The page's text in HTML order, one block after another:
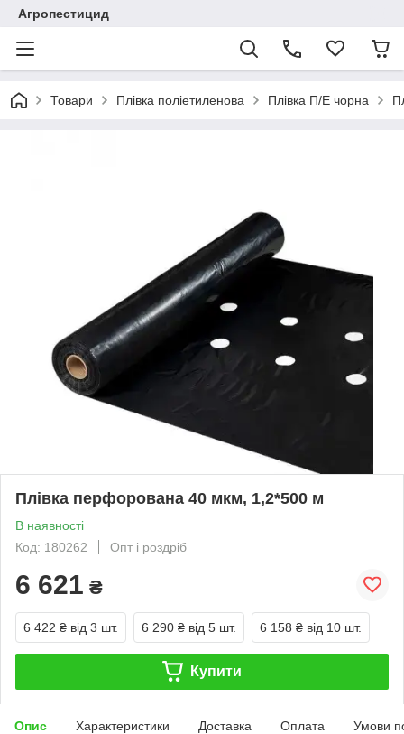
Агропестицид
Товари Плівка поліетиленова Плівка П/Е чорна
Плівка перфорована 40 мкм, 1,2*500 м
В наявності
Код: 180262
Опт і роздріб
6 621 ₴
6 422 ₴ від 3 шт. 6 290 ₴ від 5 шт. 6 158 ₴ від 10 шт.
Купити
Опис Характеристики Доставка Оплата Умови